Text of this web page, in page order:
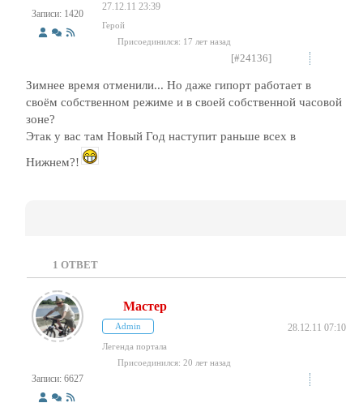
Записи: 1420
27.12.11 23:39
Герой
Присоединился: 17 лет назад
[#24136]
Зимнее время отменили... Но даже гипорт работает в
своём собственном режиме и в своей собственной часовой
зоне?
Этак у вас там Новый Год наступит раньше всех в
Нижнем?!
1 ОТВЕТ
Записи: 6627
Мастер
Admin 28.12.11 07:10
Легенда портала
Присоединился: 20 лет назад